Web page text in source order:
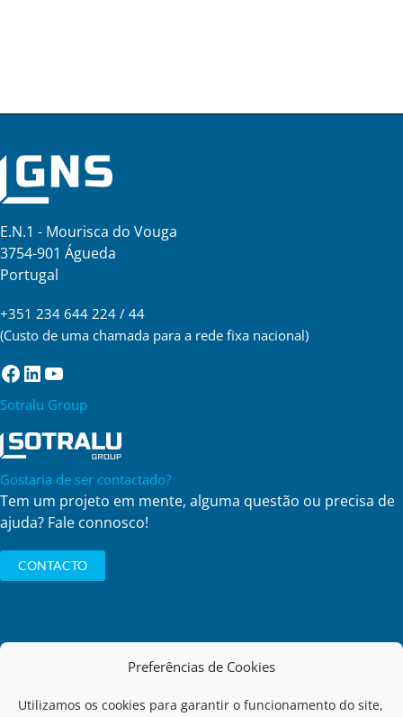
Preferências de Cookies
Utilizamos os cookies para garantir o funcionamento do site,
E.N.1 - Mourisca do Vouga
3754-901 Águeda
Portugal
+351 234 644 224 / 44
(Custo de uma chamada para a rede fixa nacional)
Facebook
LinkedIn
YouTube
Sotralu Group
Gostaria de ser contactado?
Tem um projeto em mente, alguma questão ou precisa de
ajuda? Fale connosco!
CONTACTO
Política de Privacidade